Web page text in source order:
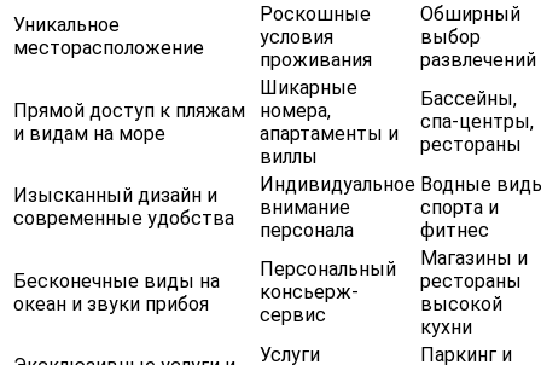
Уникальное
месторасположение
Роскошные
условия
проживания
Обширный
выбор
развлечений
Прямой доступ к пляжам
и видам на море
Шикарные
номера,
апартаменты и
виллы
Бассейны,
спа-центры,
рестораны
Изысканный дизайн и
современные удобства
Индивидуальное
внимание
персонала
Водные
спорта и
фитнес
Бесконечные виды на
океан и звуки прибоя
Персональный
консьерж-
сервис
Магазины и
рестораны
высокой
кухни
Услуги
Паркинг и